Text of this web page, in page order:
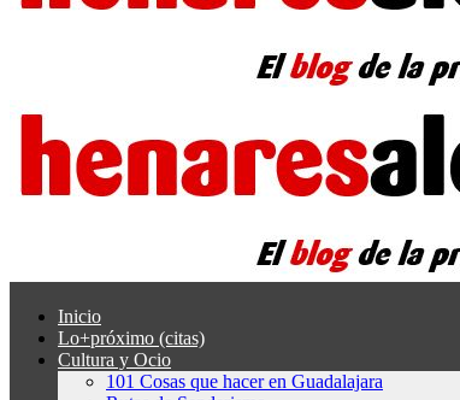
Inicio
Lo+próximo (citas)
Cultura y Ocio
101 Cosas que hacer en Guadalajara